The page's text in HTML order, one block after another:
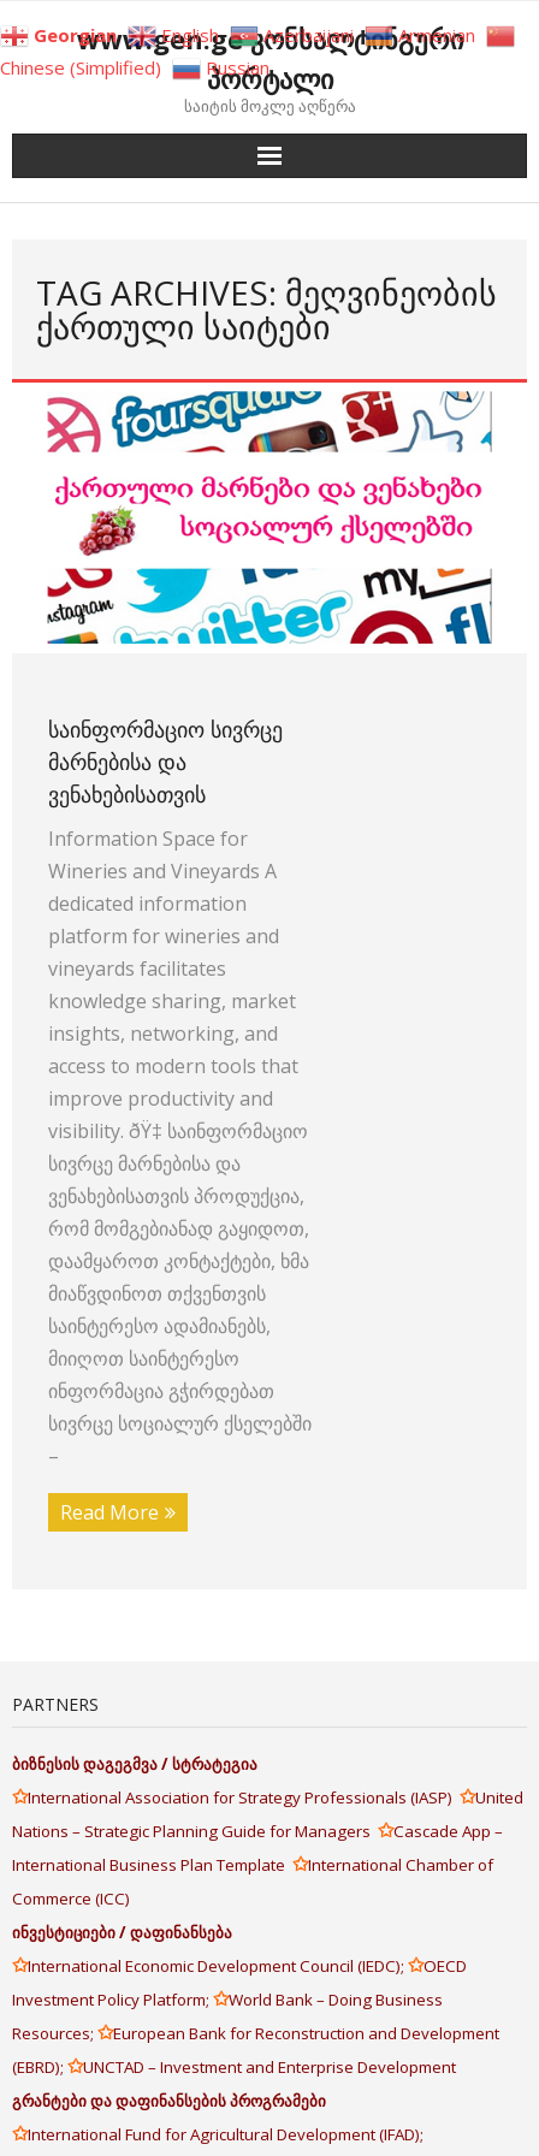
to
content
www.gen.ge კონსალტინგური
პორტალი
საიტის მოკლე აღწერა
TAG ARCHIVES: ᲛᲔᲦᲕᲘᲜᲔᲝᲑᲘᲡ
ᲥᲐᲠᲗᲣᲚᲘ ᲡᲐᲘᲢᲔᲑᲘ
ᲡᲐᲘᲜᲤᲝᲠᲛᲐᲪᲘᲝ ᲡᲘᲕᲠᲪᲔ
ᲛᲐᲠᲜᲔᲑᲘᲡᲐ ᲓᲐ
ᲕᲔᲜᲐᲮᲔᲑᲘᲡᲐᲗᲕᲘᲡ
Information Space for
Wineries and Vineyards A
dedicated information
platform for wineries and
vineyards facilitates
knowledge sharing, market
insights, networking, and
access to modern tools that
improve productivity and
visibility. ðŸ‡ საინფორმაციო
სივრცე მარნებისა და
ვენახებისათვის პროდუქცია,
რომ მომგებიანად გაყიდოთ,
დაამყაროთ კონტაქტები, ხმა
მიაწვდინოთ თქვენთვის
საინტერესო ადამიანებს,
მიიღოთ საინტერესო
ინფორმაცია გჭირდებათ
სივრცე სოციალურ ქსელებში
–
Read More
PARTNERS
ბიზნესისდაგეგმვა/სტრატეგია
✩International Association for Strategy Professionals (IASP) ✩United
Nations – Strategic Planning Guide for Managers ✩Cascade App –
International Business Plan Template ✩International Chamber of
Commerce (ICC)
ინვესტიციები/დაფინანსება
✩International Economic Development Council (IEDC); ✩OECD
Investment Policy Platform; ✩World Bank – Doing Business
Resources; ✩European Bank for Reconstruction and Development
(EBRD); ✩UNCTAD – Investment and Enterprise Development
გრანტებიდადაფინანსებისპროგრამები
✩International Fund for Agricultural Development (IFAD);
Georgian English Azerbaijani
Armenian
Chinese (Simplified)
Russian